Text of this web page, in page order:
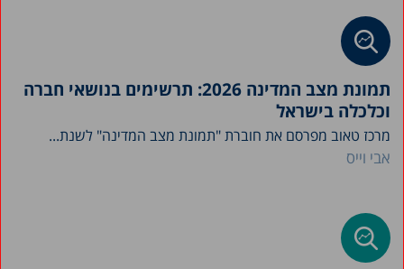
תמונת מצב המדינה 2026: תרשימים בנושאי חברה
וכלכלה בישראל
מרכז טאוב מפרסם את חוברת "תמונת מצב המדינה" לשנת...
אבי וייס